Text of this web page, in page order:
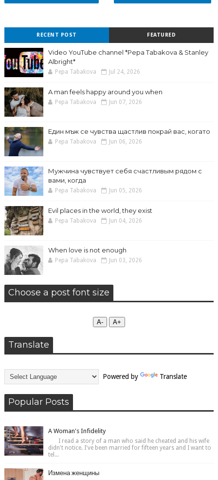
RECENT POST FEATURED
Video YouTube channel *Pepa Tabakova & Stanley
Albright*
Pepa Tabakova Jul 24, 2026
A man feels happy around you when
Pepa Tabakova Jun 07, 2026
Един мъж се чувства щастлив покрай вас, когато
Pepa Tabakova Jun 06, 2026
Мужчина чувствует себя счастливым рядом с
вами, когда
Pepa Tabakova Jun 05, 2026
Evil places in the world, they exist
Pepa Tabakova Jun 04, 2026
When love is not enough
Pepa Tabakova Jun 03, 2026
Choose a post font size
А- А+
Translate
Powered by Translate
Popular Posts
A Woman's Infidelity
I read a story of a man who said he cheated and his wife
didn't notice. I've been married for fifteen years and I want to
tel...
Измена женщины